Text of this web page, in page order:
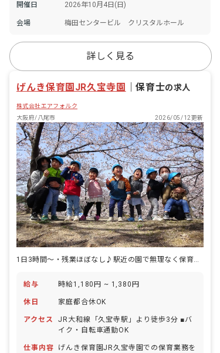
開催日 2026年10月4日(日)
会場 梅田センタービル クリスタルホール
詳しく見る
げんき保育園JR久宝寺園 ｜保育士の求人
株式会社エアフォルク
大阪府/八尾市
2026/05/12更新
1日3時間〜・残業ほぼなし♪駅近の園で無理なく保育をしませんか？
給与 時給1,180円 ~ 1,380円
休日 家庭都合休OK
アクセス
JR大和線「久宝寺駅」より徒歩3分 ■バ
イク・自転車通勤OK
仕事内容
げんき保育園JR久宝寺園での保育業務を